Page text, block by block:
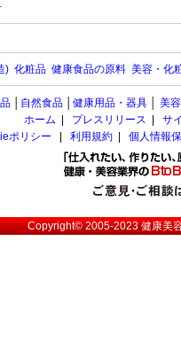
) 化粧品 健康食品の原料 美容・化
自然食品 健康用品・器具 美容
ホーム
プレスリリース サ
ポリシー
利用規約 個人情報
Copyright© 2005-2023健康美